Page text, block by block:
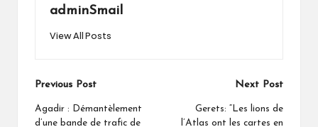
adminSmail
View All Posts
Post
navigation
Previous Post
Agadir : Démantèlement
d’une bande de trafic de
Next Post
Gerets: “Les lions de
l’Atlas ont les cartes en